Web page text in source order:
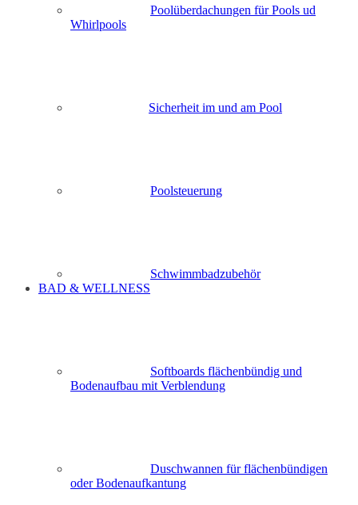
Poolüberdachungen für Pools ud
Whirlpools
Sicherheit im und am Pool
Poolsteuerung
Schwimmbadzubehör
BAD & WELLNESS
Softboards flächenbündig und
Bodenaufbau mit Verblendung
Duschwannen für flächenbündigen
oder Bodenaufkantung